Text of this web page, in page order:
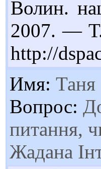
Волин.
2007. —
http://
Имя: Таня
Вопрос:
питання,
Жадана